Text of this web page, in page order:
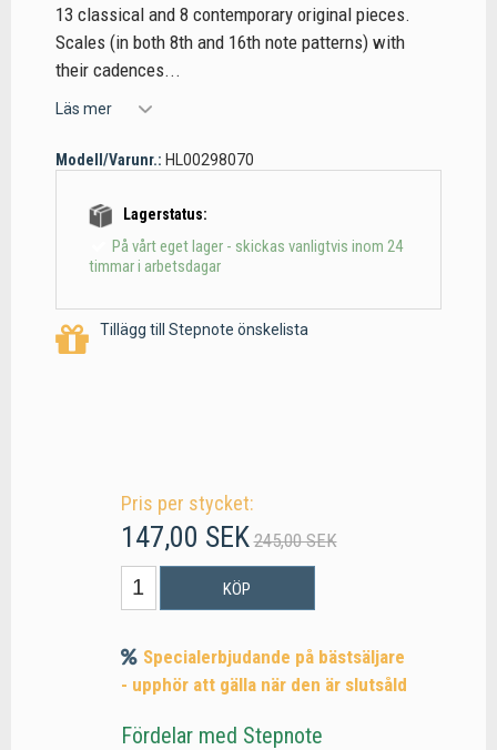
13 classical and 8 contemporary original pieces.
Scales (in both 8th and 16th note patterns) with
their cadences...
Läs mer
Modell/Varunr.: HL00298070
Lagerstatus:
På vårt eget lager - skickas vanligtvis inom 24
timmar i arbetsdagar
Tillägg till Stepnote önskelista
Pris per stycket:
147,00 SEK 245,00 SEK
KÖP
Specialerbjudande på bästsäljare
- upphör att gälla när den är slutsåld
Fördelar med Stepnote